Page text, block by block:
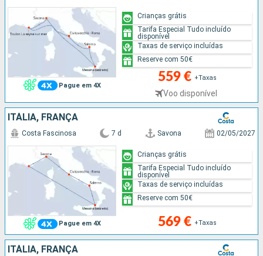
Pague em 4X
559 € +Taxas
Voo disponível
Crianças grátis
Tarifa Especial Tudo incluído
disponível
Taxas de serviço incluídas
Reserve com 50€
ITÁLIA, FRANÇA
Pague em 4X
Costa Fascinosa 7 d Savona 02/05/2027
569 € +Taxas
Crianças grátis
Tarifa Especial Tudo incluído
disponível
Taxas de serviço incluídas
Reserve com 50€
ITÁLIA, FRANÇA